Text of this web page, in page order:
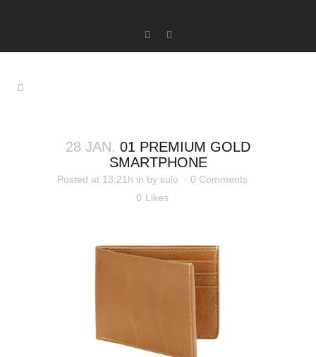
28 JAN. 01 PREMIUM GOLD
SMARTPHONE
Posted at 13:21h in by sulo
0 Comments
0 Likes